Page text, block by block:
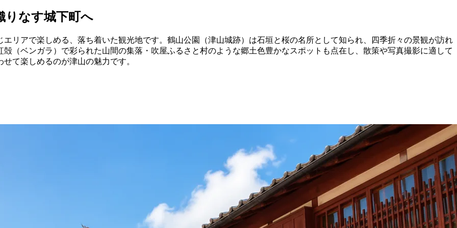
りなす城下町へ
リアで楽しめる、落ち着いた観光地です。鶴山公園（津山城跡）は石垣と桜の名所として知られ、四季折々の景観が訪れ
（ベンガラ）で彩られた山間の集落・吹屋ふるさと村のような郷土色豊かなスポットも点在し、散策や写真撮影に適して
て楽しめるのが津山の魅力です。